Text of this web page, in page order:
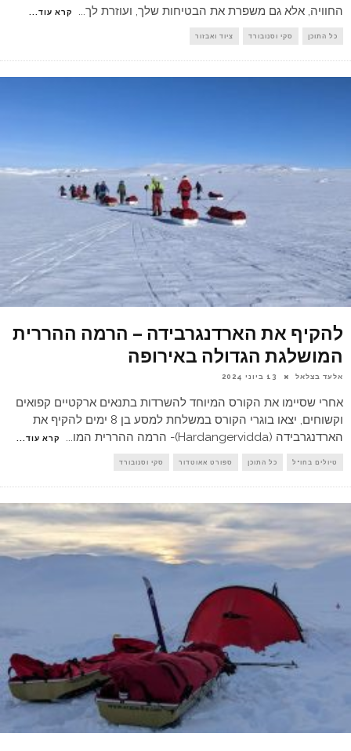
החוויה, אלא גם משפרת את הבטיחות שלך, ועוזרת לך... קרא עוד...
כל התוכן סקי וסנובורד ציוד ואבזור
להקיף את הארדנגרבידה – הרמה ההררית
המושלגת הגדולה באירופה
אלעד בצלאל 13 ביוני 2024
אחרי שסיימו את הקורס המיוחד להשרדות בתנאים ארקטיים קפואים
וקשוחים, יצאו בוגרי הקורס במשלחת למסע בן 8 ימים להקיף את
הארדנגרבידה (Hardangervidda)- הרמה ההררית המו
... קרא עוד...
טיולים בחו"ל כל התוכן ספורט אאוטדור סקי וסנובורד